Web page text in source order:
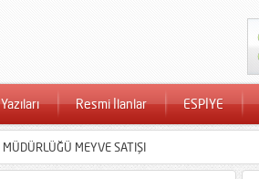
Resmi İlanlar ESPİYE
MEYVE SATIŞI